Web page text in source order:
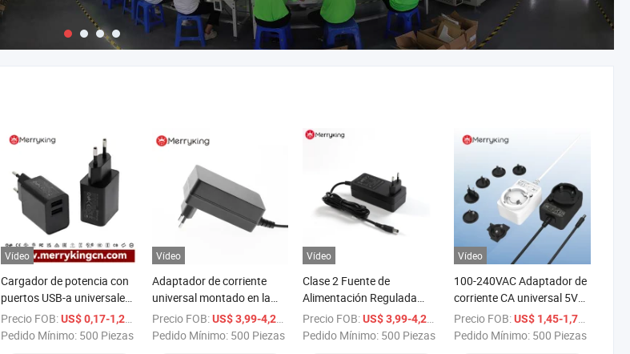
Vídeo
Cargador de potencia con
puertos USB-a universales
100-240VAC 50/60Hz 2
adaptador Pd con marca
Precio FOB:US$ 0,17-1,28
/ Pieza
Pedido Mínimo: 500 Piezas
Vídeo
Adaptador de corriente
universal montado en la
pared para electrónica 24V
2000mA
Precio FOB:US$ 3,99-4,29
/ Pieza
Pedido Mínimo: 500 Piezas
Vídeo
Clase 2 Fuente de
Alimentación Regulada
24volt 2000mA Adaptador
de Alimentación para
Precio FOB:US$ 3,99-4,29
/ Pieza
Pedido Mínimo: 500 Piezas
Vídeo
100-240VAC Adaptador de
corriente CA universal 5V
1A 5V 2A 5.1V 3A 12V 0.8A
1A 9V 1A 1.2A 9V 1.5A
Precio FOB:US$ 1,45-1,75
Pedido Mínimo: 500 Piezas